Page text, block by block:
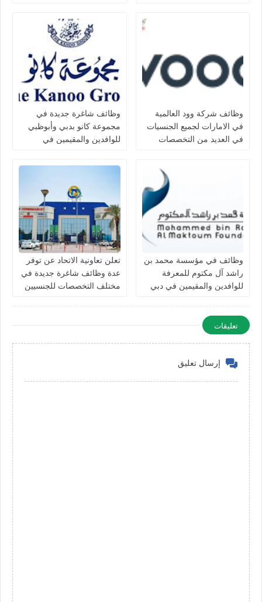
وظائف شركة وود العالمية
في الامارات لجميع الجنسيات
في العديد من التخصصات
وظائف شاغرة جديدة في
مجموعة كانو بدبي وأبوظبي
للوافدين والمقيمين في
وظائف في مؤسسة محمد بن
راشد آل مكتوم للمعرفة
للوافدين والمقيمين في دبي
تعلن تعاونية الاتحاد عن توفر
عدة وظائف شاغرة جديدة في
مختلف التخصصات للجنسيين
تعليقات
إرسال تعليق